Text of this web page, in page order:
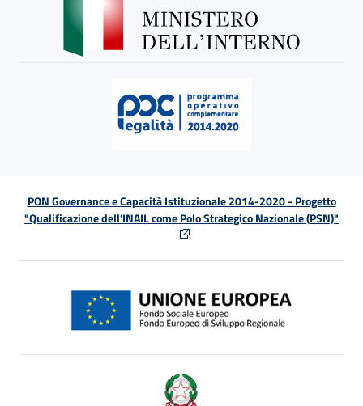
PON Governance e Capacità Istituzionale 2014-2020 - Progetto
"Qualificazione dell'INAIL come Polo Strategico Nazionale (PSN)"